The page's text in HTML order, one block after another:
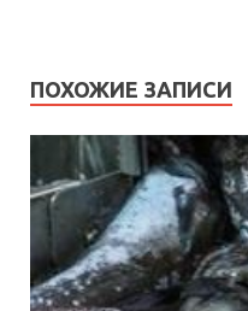
ПОХОЖИЕ ЗАПИСИ